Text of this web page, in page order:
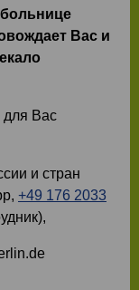
Вас и
Вас
и стран
+49 176 2033